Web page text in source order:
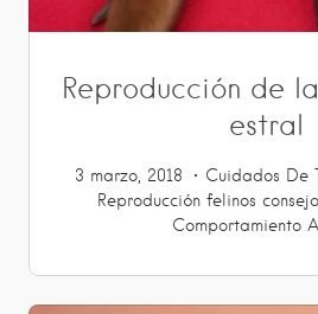
Reproducción de
estral
3 marzo, 2018 Cuidados De
Reproducción felinos
Comportamiento